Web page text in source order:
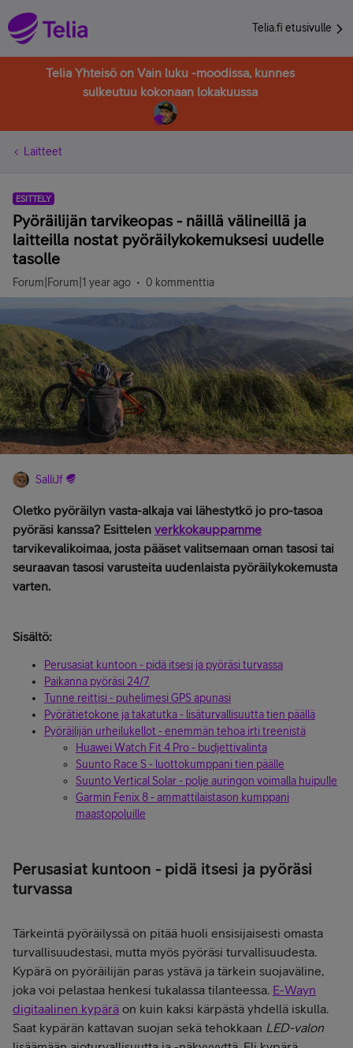
Telia.fi etusivulle
Telia Yhteisö on Vain luku -moodissa, kunnes
sulkeutuu kokonaan lokakuussa
Laitteet
ESITTELY
Pyöräilijän tarvikeopas - näillä välineillä ja
laitteilla nostat pyöräilykokemuksesi uudelle
tasolle
Forum|Forum|1 year ago 0 kommenttia
SalliJf
Oletko pyöräilyn vasta-alkaja vai lähestytkö jo pro-tasoa
pyöräsi kanssa? Esittelen verkkokauppamme
tarvikevalikoimaa, josta pääset valitsemaan oman tasosi tai
seuraavan tasosi varusteita uudenlaista pyöräilykokemusta
varten.
Sisältö:
Perusasiat kuntoon - pidä itsesi ja pyöräsi turvassa
Paikanna pyöräsi 24/7
Tunne reittisi - puhelimesi GPS apunasi
Pyörätietokone ja takatutka - lisäturvallisuutta tien päällä
Pyöräilijän urheilukellot - enemmän tehoa irti treenistä
Huawei Watch Fit 4 Pro - budjettivalinta
Suunto Race S - luottokumppani tien päälle
Suunto Vertical Solar - polje auringon voimalla huipulle
Garmin Fenix 8 - ammattilaistason kumppani
maastopoluille
Perusasiat kuntoon - pidä itsesi ja pyöräsi
turvassa
Tärkeintä pyöräilyssä on pitää huoli ensisijaisesti omasta
turvallisuudestasi, mutta myös pyöräsi turvallisuudesta.
Kypärä on pyöräilijän paras ystävä ja tärkein suojaväline,
joka voi pelastaa henkesi tukalassa tilanteessa. E-Wayn
digitaalinen kypärä on kuin kaksi kärpästä yhdellä iskulla.
Saat kypärän kattavan suojan sekä tehokkaan LED-valon